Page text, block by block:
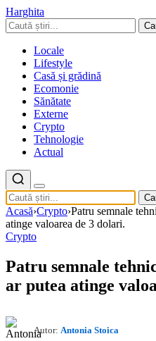
Harghita
Locale
Lifestyle
Casă și grădină
Ecomonie
Sănătate
Externe
Crypto
Tehnologie
Actual
Acasă›Crypto›Patru semnale
atinge valoarea de 3 dolari.
Crypto
Patru semnale
ar putea atinge
Autor: Antonia Stoica